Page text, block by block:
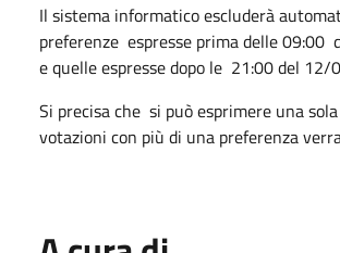
Il sistema informatico escluderà
preferenze espresse prima delle
e quelle espresse dopo le 21:00 del
Si precisa che si può esprimere una
votazioni con più di una preferenza